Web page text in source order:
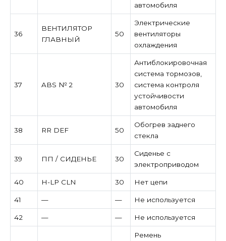
автомобиля
36
ВЕНТИЛЯТОР
ГЛАВНЫЙ
50
Электрические
вентиляторы
охлаждения
37 ABS № 2 30
Антиблокировочная
система тормозов,
система контроля
устойчивости
автомобиля
38 RR DEF 50
Обогрев заднего
стекла
39 ПП / СИДЕНЬЕ 30
Сиденье с
электроприводом
40 H-LP CLN 30 Нет цепи
41 — — Не используется
42 — — Не используется
Ремень